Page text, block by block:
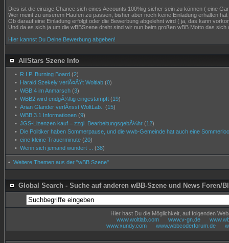
Dies ist die einzige Chance sich eines Accounts 100%ig sicher sein zu können ( eine
Wer meint zu unserem Haufen zu passen, bisher aber noch keine Einladung erhalten
Ob darauf eine Einladung erfolgt oder die Bewerbung abgelehnt wird ( ja, das kann
Und da es sich ja um die wBBSzene dreht sind wir nun beim großen wBB Motto das
Hier kannst Du Deine Bewerbung abgeben!
AllStars Szene Info
• R.I.P. Burning Board (2)
• Harald Szekely verlÃ¤ÃŸt Woltlab (0)
• WBB 4 im Anmarsch (3)
• WBB2 wird endgÃ¼ltig eingestampft (19)
• Arian Glander verlÃ¤sst WoltLab.. (15)
• WBB 3.1 Informationen (9)
• JGS-Lizenzen kauf = zzgl. BearbeitungsgebÃ¼hr (12)
• Die Politiker haben Sommerpause, und die wwb-Gemeinde hat auch eine
• eine kleine Trauerminute (20)
• Wenn sich jemand wundert ... (38)
• Weitere Themen aus der "wBB Szene"
Global Search - Suche auf anderen wBB-Szene und News Foren/
Hier hast Du die Möglichkeit, auf folgenden
www.woltlab.com
www.v-gn.de
www.xundy.com
www.wbbcoderforum.de